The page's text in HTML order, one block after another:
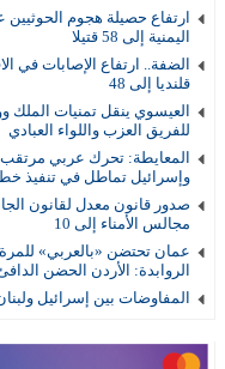
ارتفاع حصيلة هجوم الحوثيين
اليمنية إلى 58 قتيلا
الضفة.. ارتفاع الإصابات في
قلنديا إلى 48
العيسوي ينقل تمنيات الملك
للفريق العزب واللواء العبادي
المعايطة: تحرك عربي
وإسرائيل تماطل في تنفيذ
صدور قانون معدل لقانون
مجالس الأمناء إلى 10
عمان تحتضن «بالعربي» للمرة
الروابدة: الأردن الحضن
المفاوضات بين إسرائيل